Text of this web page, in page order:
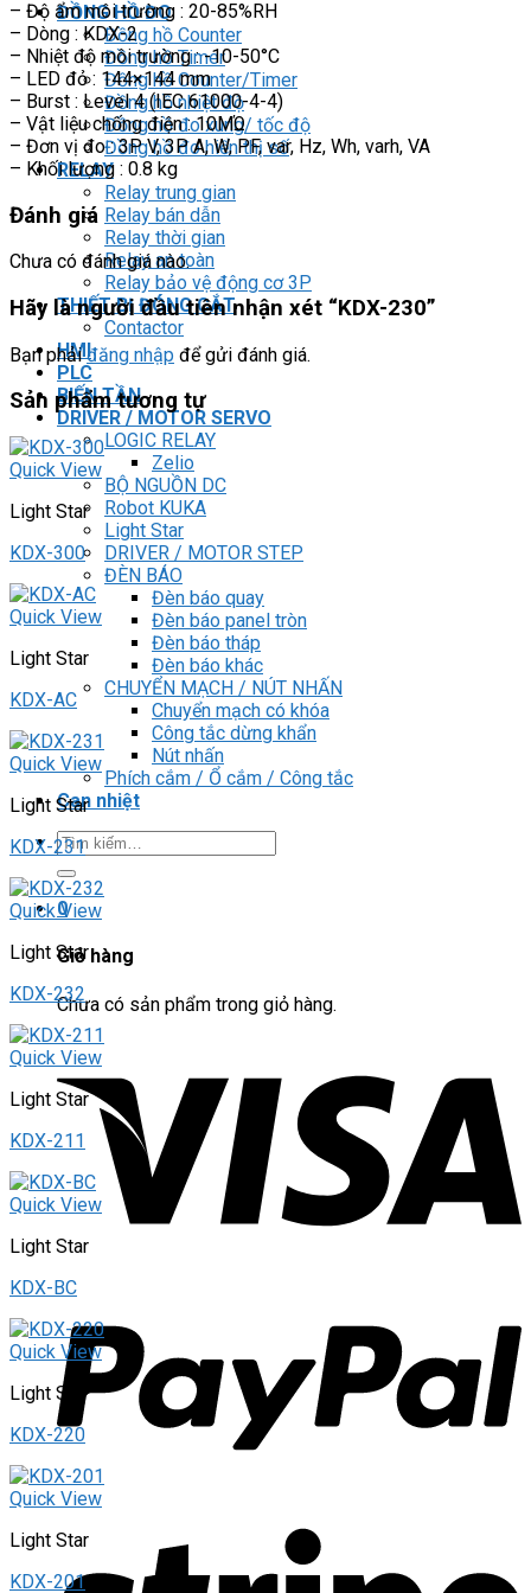
ĐỒNG HỒ ĐO
Đồng hồ Counter
Đồng hồ Timer
Đồng hồ Counter/Timer
Đồng hồ nhiệt độ
Đồng hồ đo xung/ tốc độ
Đồng hồ đo hiển thị số
RELAY
Relay trung gian
Relay bán dẫn
Relay thời gian
Relay an toàn
Relay bảo vệ động cơ 3P
THIẾT BỊ ĐÓNG CẮT
Contactor
HMI
PLC
BIẾN TẦN
DRIVER / MOTOR SERVO
LOGIC RELAY
Zelio
BỘ NGUỒN DC
Robot KUKA
Light Star
DRIVER / MOTOR STEP
ĐÈN BÁO
Đèn báo quay
Đèn báo panel tròn
Đèn báo tháp
Đèn báo khác
CHUYỂN MẠCH / NÚT NHẤN
Chuyển mạch có khóa
Công tắc dừng khẩn
Nút nhấn
Phích cắm / Ổ cắm / Công tắc
Can nhiệt
Tìm
kiếm:
0
Giỏ hàng
Chưa có sản phẩm trong giỏ hàng.
– Độ ẩm môi trường : 20-85%RH
– Dòng : KDX-2
– Nhiệt độ môi trường : -10-50°C
– LED đỏ : 144×144 mm
– Burst : Level 4 (IEC 61000-4-4)
– Vật liệu chống điện : 10MΏ
– Đơn vị đo : 3P V, 3P A, W, PF, var, Hz, Wh, varh, VA
– Khối lượng : 0.8 kg
Đánh giá
Chưa có đánh giá nào.
Hãy là người đầu tiên nhận xét “KDX-230”
Bạn phảiđăng nhập để gửi đánh giá.
Sản phẩm tương tự
Quick View
Light Star
KDX-300
Quick View
Light Star
KDX-AC
Quick View
Light Star
KDX-231
Quick View
Light Star
KDX-232
Quick View
Light Star
KDX-211
Quick View
Light Star
KDX-BC
Quick View
Light Star
KDX-220
Quick View
Light Star
KDX-201